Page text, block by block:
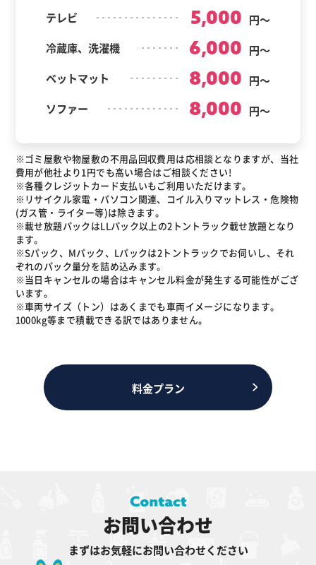
テレビ
5,000 円～
冷蔵庫、洗濯機
6,000 円～
ベットマット
8,000 円～
ソファー
8,000 円～
※ゴミ屋敷や物屋敷の不用品回収費用は応相談となりますが、当社
費用が他社より1円でも高い場合はご相談ください!
※各種クレジットカード支払いもご利用いただけます。
※リサイクル家電・パソコン関連、コイル入りマットレス・危険物
(ガス管・ライター等)は除きます。
※載せ放題パックはLLパック以上の2トントラック載せ放題となり
ます。
※Sパック、Mパック、Lパックは2トントラックでお伺いし、それ
ぞれのパック量分を詰め込みます。
※当日キャンセルの場合はキャンセル料金が発生する可能性がござ
います。
※車両サイズ（トン）はあくまでも車両イメージになります。
1000kg等まで積載できる訳ではありません。
料金プラン
お問い合わせ
まずはお気軽にお問い合わせください